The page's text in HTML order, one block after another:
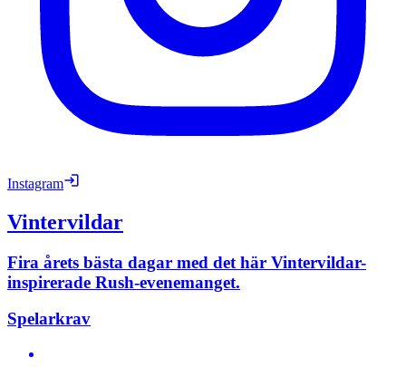
Instagram
Vintervildar
Fira årets bästa dagar med det här Vintervildar-
inspirerade Rush-evenemanget.
Spelarkrav